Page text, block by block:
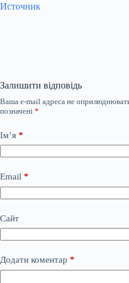
Источник
Залишити відповідь
Ваша e-mail адреса не
позначені *
Ім’я *
Email *
Сайт
Додати коментар *